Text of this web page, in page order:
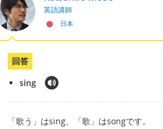
英語講師
日本
回答
sing
「歌う」はsing、「歌」はsongです。